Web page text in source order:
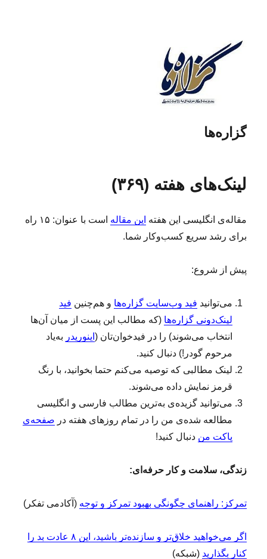
گزاره‌ها
لینک‌های هفته (۳۶۹)
مقاله‌ی انگلیسی این هفته این مقاله
است با عنوان: ۱۵ راه
برای رشد سریع کسب‌وکار شما.
پیش از شروع:
می‌توانید فید وب‌سایت گزاره‌ها و هم‌چنین فید
لینک‌دونی گزاره‌ها (که مطالب این پست از میان آن‌ها
انتخاب می‌شوند) را در فیدخوان‌تان ( اینوریدر به‌یاد
مرحوم گودر!) دنبال کنید.
لینک‌ مطالبی که توصیه می‌کنم حتما بخوانید، با رنگ
قرمز نمایش داده می‌شوند.
می‌توانید گزیده‌ی به‌ترین مطالب فارسی و انگلیسی
مطالعه‌ شده‌ی من را در تمام روزهای هفته در صفحه‌ی
پاکت من دنبال کنید!
زندگی، سلامت و کار حرفه‌ای:
تمرکز: راهنمای چگونگی بهبود تمرکز و توجه (آکادمی تفکر)
اگر می‌خواهید خلاق‌تر و سازنده‌تر باشید، این ۸ عادت بد را
کنار بگذارید (شبکه)